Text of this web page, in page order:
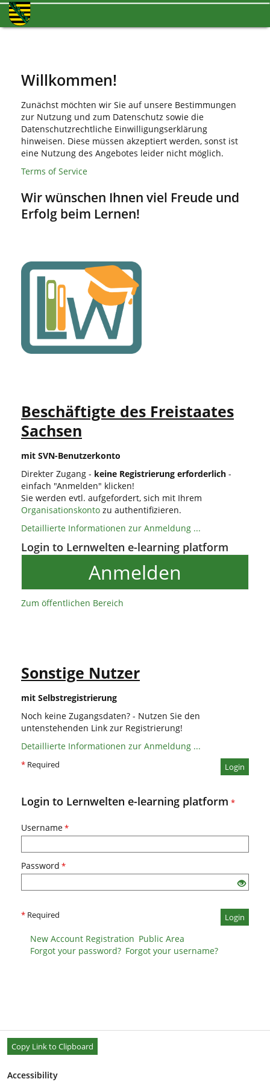
Willkommen!
Zunächst möchten wir Sie auf unsere Bestimmungen
zur Nutzung und zum Datenschutz sowie die
Datenschutzrechtliche Einwilligungserklärung
hinweisen. Diese müssen akzeptiert werden, sonst ist
eine Nutzung des Angebotes leider nicht möglich.
Terms of Service
Wir wünschen Ihnen viel Freude und
Erfolg beim Lernen!
Beschäftigte des Freistaates
Sachsen
mit SVN-Benutzerkonto
Direkter Zugang - keine Registrierung erforderlich -
einfach "Anmelden" klicken!
Sie werden evtl. aufgefordert, sich mit Ihrem
Organisationskonto zu authentifizieren.
Detaillierte Informationen zur Anmeldung ...
Login to Lernwelten e-learning platform
Anmelden
Zum öffentlichen Bereich
Sonstige Nutzer
mit Selbstregistrierung
Noch keine Zugangsdaten? - Nutzen Sie den
untenstehenden Link zur Registrierung!
Detaillierte Informationen zur Anmeldung ...
Login
* Required
Login to Lernwelten e-learning platform *
Username*
Password *
* Required Login
New Account Registration Public Area
Forgot your password? Forgot your username?
Copy Link to Clipboard
Accessibility